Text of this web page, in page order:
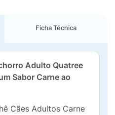
Ficha Técnica
Adulto Quatree
Sabor Carne ao
Cães Adultos Carne